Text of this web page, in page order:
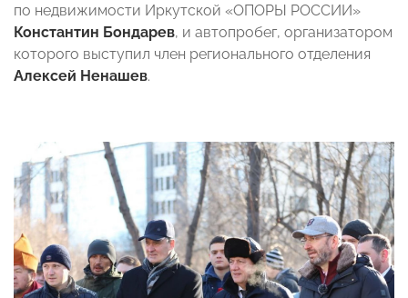
по недвижимости Иркутской «ОПОРЫ РОССИИ»
Константин Бондарев, и автопробег, организатором
которого выступил член регионального отделения
Алексей Ненашев.